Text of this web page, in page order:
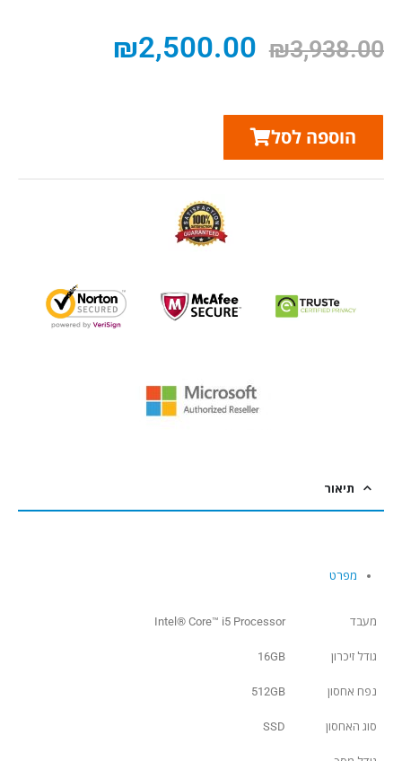
₪3,938.00
₪2,500.00
הוספה לסל
תיאור
מפרט
מעבד Intel® Core™ i5 Processor
גודל זיכרון 16GB
נפח אחסון 512GB
סוג האחסון SSD